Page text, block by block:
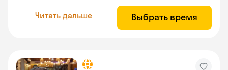
Читать дальше Выбрать время